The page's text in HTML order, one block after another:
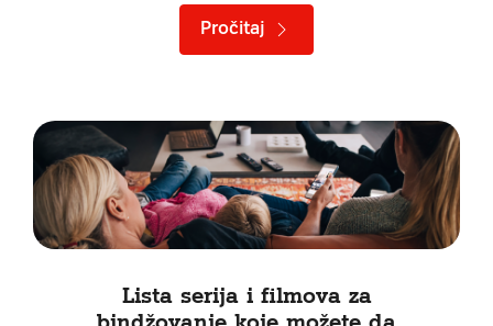
Pročitaj
Lista serija i filmova za